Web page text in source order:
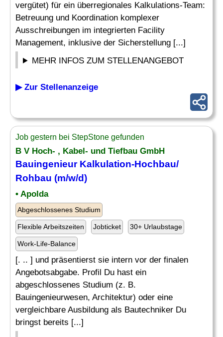
vergütet) für ein überregionales Kalkulations-Team:
Betreuung und Koordination komplexer
Ausschreibungen im integrierten Facility
Management, inklusive der Sicherstellung [...]
MEHR INFOS ZUM STELLENANGEBOT
▶ Zur Stellenanzeige
Job gestern bei StepStone gefunden
B V Hoch- , Kabel- und Tiefbau GmbH
Bauingenieur Kalkulation-Hochbau/
Rohbau (m/w/d)
• Apolda
Abgeschlossenes Studium
Flexible Arbeitszeiten Jobticket 30+ Urlaubstage
Work-Life-Balance
[. .. ] und präsentierst sie intern vor der finalen
Angebotsabgabe. Profil Du hast ein
abgeschlossenes Studium (z. B.
Bauingenieurwesen, Architektur) oder eine
vergleichbare Ausbildung als Bautechniker Du
bringst bereits [...]